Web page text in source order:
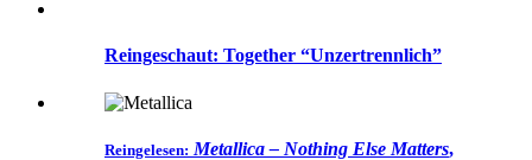
Reingeschaut: Together “Unzertrennlich”
Reingelesen: Metallica – Nothing Else Matters,